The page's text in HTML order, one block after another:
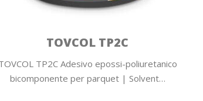
TOVCOL TP2C
TP2C Adesivo epossi-poliuretanico
bicomponente per parquet | Solvent…